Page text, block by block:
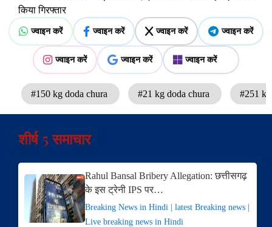
किया गिरफ्तार
ज्वाइन करें ज्वाइन करें ज्वाइन करें ज्वाइन करें
ज्वाइन करें ज्वाइन करें ज्वाइन करें
#150 kg doda chura #21 kg doda chura #251
शीर्ष 5 समाचार
Rahul Bansal Bribery Allegation: छत्तीसगढ़
के इस ट्रेनी IPS पर…
Breaking News in Hindi | latest Breaking news |
Live breaking news in Hindi